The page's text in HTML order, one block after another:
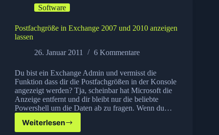
installieren
Software
Postfachgröße in Exchange 2007 und 2010 anzeigen
lassen
26. Januar 2011
6 Kommentare
Du bist ein Exchange Admin und vermisst die
Funktion dass dir die Postfachgrößen in der Konsole
angezeigt werden? Tja, scheinbar hat Microsoft die
Anzeige entfernt und dir bleibt nur die beliebte
Powershell um die Daten ab zu fragen. Wenn du…
WeiterlesenPostfachgröße